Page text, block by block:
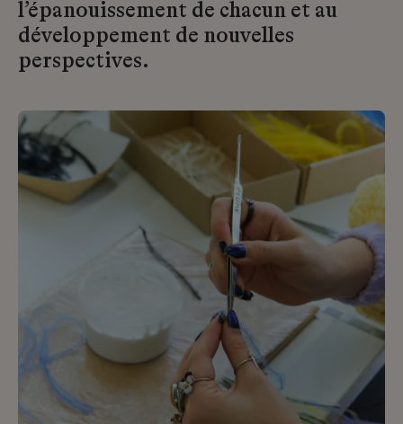
l’épanouissement de chacun et au
développement de nouvelles
perspectives.